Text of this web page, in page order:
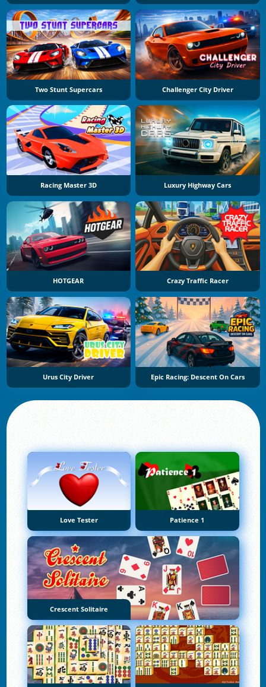
Two Stunt Supercars Challenger City Driver
Racing Master 3D Luxury Highway Cars
HOTGEAR Crazy Traffic Racer
Urus City Driver Epic Racing: Descent On Cars
Love Tester Patience 1
Crescent Solitaire